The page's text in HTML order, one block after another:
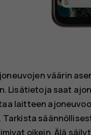
väärin
Lisätietoja saat
laitteen
oikein. Älä